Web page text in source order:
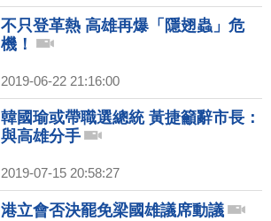
不只登革熱 高雄再爆「隱翅蟲」危
機！
2019-06-22 21:16:00
韓國瑜或帶職選總統 黃捷籲辭市長：
與高雄分手
2019-07-15 20:58:27
港立會否決罷免梁國雄議席動議